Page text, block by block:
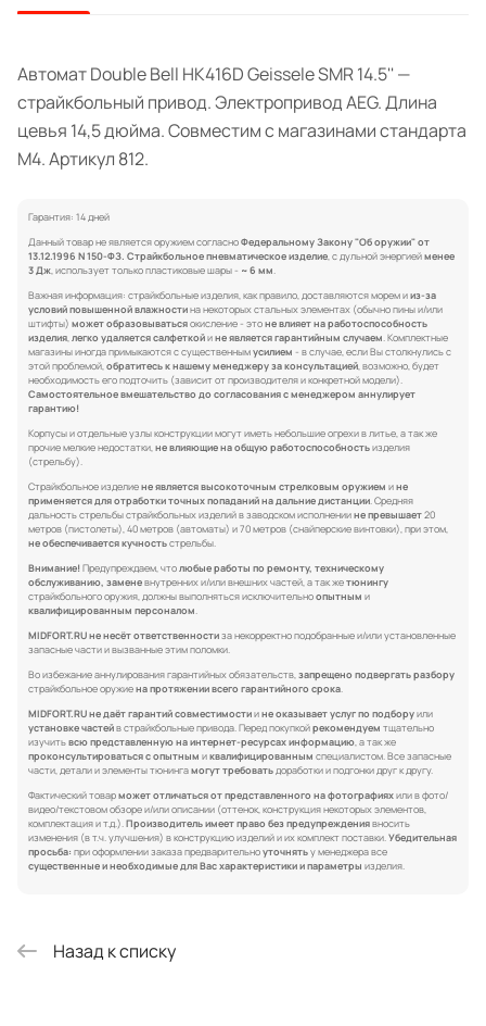
Автомат Double Bell HK416D Geissele SMR 14.5'' —
страйкбольный привод. Электропривод AEG. Длина
цевья 14,5 дюйма. Совместим с магазинами стандарта
M4. Артикул 812.
Гарантия: 14 дней
Данный товар не является оружием согласноФедеральному Закону "Об оружии" от
13.12.1996 N 150-ФЗ. Страйкбольное пневматическое изделие, с дульной энергиейменее
3 Дж, использует только пластиковые шары - ~ 6 мм.
Важная информация: страйкбольные изделия, как правило, доставляются морем ииз-за
условий повышенной влажностина некоторых стальных элементах (обычно пины и/или
штифты) может образовыватьсяокисление - этоне влияет на работоспособность
изделия,легко удаляется салфеткойине является гарантийным случаем. Комплектные
магазины иногда примыкаются с существеннымусилием - в случае, если Вы столкнулись с
этой проблемой,обратитесь к нашему менеджеру за консультацией, возможно, будет
необходимость его подточить (зависит от производителя и конкретной модели).
Самостоятельное вмешательство до согласования с менеджером аннулирует
гарантию!
Корпусы и отдельные узлы конструкции могут иметь небольшие огрехи в литье, а так же
прочие мелкие недостатки,не влияющие на общую работоспособностьизделия
(стрельбу).
Страйкбольное изделиене является высокоточным стрелковым оружием ине
применяется для отработки точных попаданий на дальние дистанции. Средняя
дальность стрельбы страйкбольных изделий в заводском исполнениине превышает20
метров (пистолеты), 40 метров (автоматы) и 70 метров (снайперские винтовки), при этом,
не обеспечивается кучностьстрельбы.
Внимание!Предупреждаем, чтолюбые работы по ремонту, техническому
обслуживанию, заменевнутренних и/или внешних частей, а так жетюнингу
страйкбольного оружия, должны выполняться исключительноопытным и
квалифицированным персоналом.
MIDFORT.RU не несёт ответственностиза некорректно подобранные и/или установленные
запасные части и вызванные этим поломки.
Во избежание аннулирования гарантийных обязательств,запрещено подвергать разбору
страйкбольное оружиена протяжении всего гарантийного срока.
MIDFORT.RU не даёт гарантий совместимостиине оказывает услуг по подборуили
установке частейв страйкбольные привода. Перед покупкойрекомендуем тщательно
изучитьвсю представленную на интернет-ресурсах информацию, а так же
проконсультироваться с опытным иквалифицированным специалистом. Все запасные
части, детали и элементы тюнингамогут требоватьдоработки и подгонки друг к другу.
Фактический товарможет отличаться от представленного на фотографияхили в фото/
видео/текстовом обзоре и/или описании (оттенок, конструкция некоторых элементов,
комплектация и т.д.).Производитель имеет право без предупреждениявносить
изменения (в т.ч. улучшения) в конструкцию изделий и их комплект поставки.Убедительная
просьба: при оформлении заказа предварительноуточнятьу менеджера все
существенные и необходимые для Вас характеристики и параметры изделия.
Назад к списку